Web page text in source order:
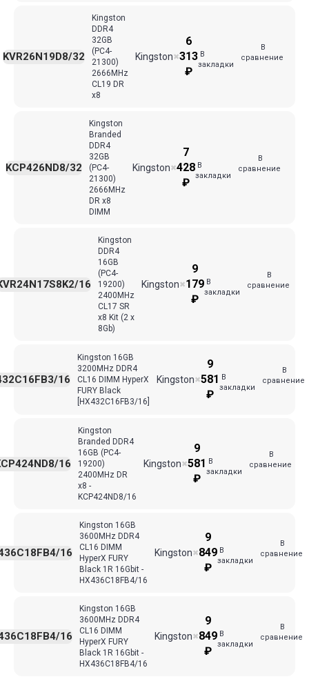
Kingston
DDR4
32GB
(PC4-
21300)
2666MHz
CL19 DR
x8
Kingston
KVR26N19D8/32 ✖
6
313
₽
В
закладки
В
сравнение
Kingston
Branded
DDR4
32GB
(PC4-
21300)
2666MHz
DR x8
DIMM
Kingston
KCP426ND8/32 ✖
7
428
₽
В
закладки
В
сравнение
Kingston
DDR4
16GB
(PC4-
19200)
2400MHz
CL17 SR
x8 Kit (2 x
8Gb)
Kingston
16 ✖
9
179
₽
В
закладки
В
сравнение
Kingston 16GB
3200MHz DDR4
CL16 DIMM HyperX
FURY Black
[HX432C16FB3/16]
Kingston
16 ✖
9
581
₽
В
закладки
В
сравнение
Kingston
Branded DDR4
16GB (PC4-
19200)
2400MHz DR
x8 -
KCP424ND8/16
Kingston
16 ✖
9
581
₽
В
закладки
В
сравнение
Kingston 16GB
3600MHz DDR4
CL16 DIMM
HyperX FURY
Black 1R 16Gbit -
HX436C18FB4/16
Kingston
16 ✖
9
849
₽
В
закладки
В
сравнение
Kingston 16GB
3600MHz DDR4
CL16 DIMM
HyperX FURY
Black 1R 16Gbit -
HX436C18FB4/16
Kingston
16 ✖
9
849
₽
В
закладки
В
сравнение